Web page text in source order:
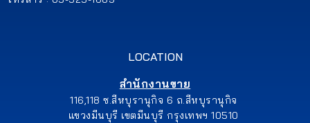
LOCATION
สำนักงานขาย
116,118 ซ.สีหบุรานุกิจ 6 ถ.สีหบุรานุกิจ
แขวงมีนบุรี เขตมีนบุรี กรุงเทพฯ 10510